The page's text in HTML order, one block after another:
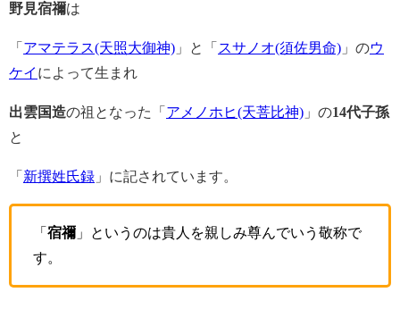
野見宿禰は
「 アマテラス(天照大御神) 」と「 スサノオ(須佐男命) 」のウ
ケイ によって生まれ
出雲国造の祖となった「 アメノホヒ(天菩比神) 」の14代子孫
と
「 新撰姓氏録 」に記されています。
「 宿禰 」というのは貴人を親しみ尊んでいう敬称で
す。